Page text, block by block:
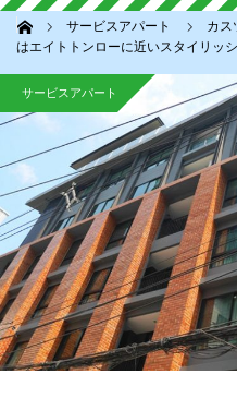
ホーム サービスアパート
カ
はエイトトンローに近いスタイリッ
サービスアパート